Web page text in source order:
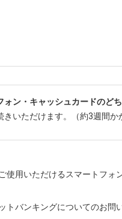
ォン・キャッシュカードのど
きいただけます。（約3週間か
使用いただけるスマートフォ
トバンキングについてのお問